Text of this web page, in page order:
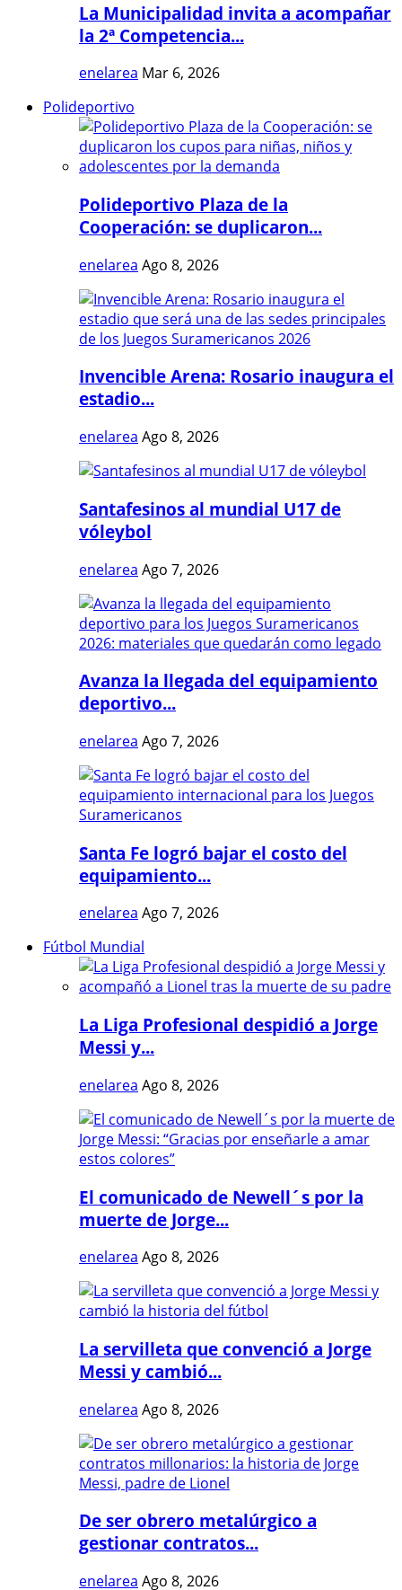
La Municipalidad invita a acompañar
la 2ª Competencia...
enelarea Mar 6, 2026
Polideportivo
Polideportivo Plaza de la
Cooperación: se duplicaron...
enelarea Ago 8, 2026
Invencible Arena: Rosario inaugura el
estadio...
enelarea Ago 8, 2026
Santafesinos al mundial U17 de
vóleybol
enelarea Ago 7, 2026
Avanza la llegada del equipamiento
deportivo...
enelarea Ago 7, 2026
Santa Fe logró bajar el costo del
equipamiento...
enelarea Ago 7, 2026
Fútbol Mundial
La Liga Profesional despidió a Jorge
Messi y...
enelarea Ago 8, 2026
El comunicado de Newell´s por la
muerte de Jorge...
enelarea Ago 8, 2026
La servilleta que convenció a Jorge
Messi y cambió...
enelarea Ago 8, 2026
De ser obrero metalúrgico a
gestionar contratos...
enelarea Ago 8, 2026